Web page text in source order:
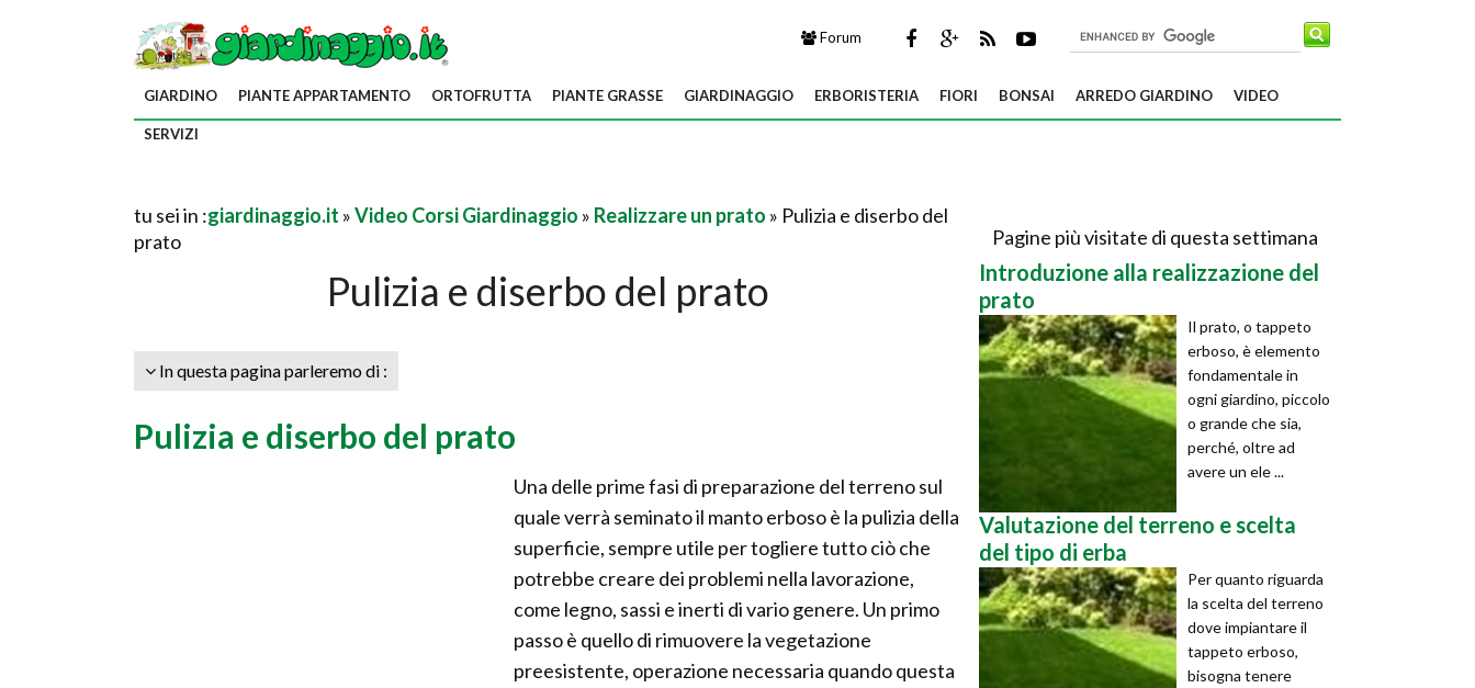
Forum
GIARDINO PIANTE APPARTAMENTO ORTOFRUTTA PIANTE GRASSE GIARDINAGGIO ERBORISTERIA FIORI BONSAI ARREDO GIARDINO VIDEO
SERVIZI
tu sei in :giardinaggio.it »Video Corsi Giardinaggio » Realizzare un prato » Pulizia e diserbo del
prato
Pulizia e diserbo del prato
In questa pagina parleremo di :
Pulizia e diserbo del prato
Una delle prime fasi di preparazione del terreno sul
quale verrà seminato il manto erboso è la pulizia della
superficie, sempre utile per togliere tutto ciò che
potrebbe creare dei problemi nella lavorazione,
come legno, sassi e inerti di vario genere. Un primo
passo è quello di rimuovere la vegetazione
preesistente, operazione necessaria quando questa
Pagine più visitate di questa settimana
Introduzione alla realizzazione del
prato
Il prato, o tappeto
erboso, è elemento
fondamentale in
ogni giardino, piccolo
o grande che sia,
perché, oltre ad
avere un ele ...
Valutazione del terreno e scelta
del tipo di erba
Per quanto riguarda
la scelta del terreno
dove impiantare il
tappeto erboso,
bisogna tenere